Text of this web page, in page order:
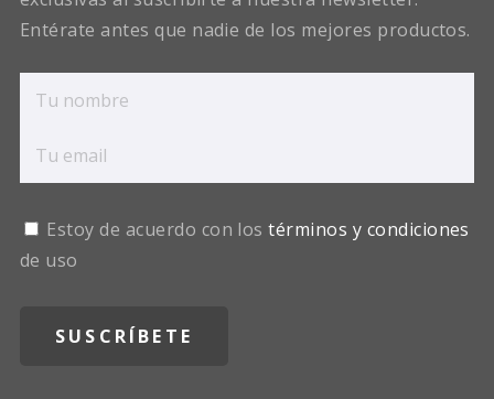
Entérate antes que nadie de los mejores productos.
Estoy de acuerdo con lostérminos y condiciones
de uso